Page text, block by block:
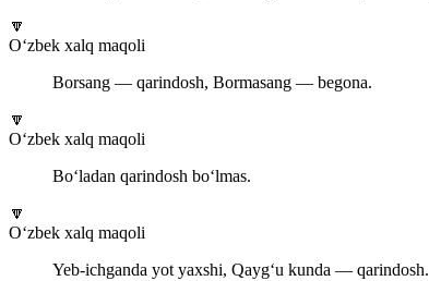
🔽
O‘zbek xalq maqoli
Borsang — qarindosh, Bormasang — begona.
🔽
O‘zbek xalq maqoli
Bo‘ladan qarindosh bo‘lmas.
🔽
O‘zbek xalq maqoli
Yeb-ichganda yot yaxshi, Qayg‘u kunda — qarindosh.